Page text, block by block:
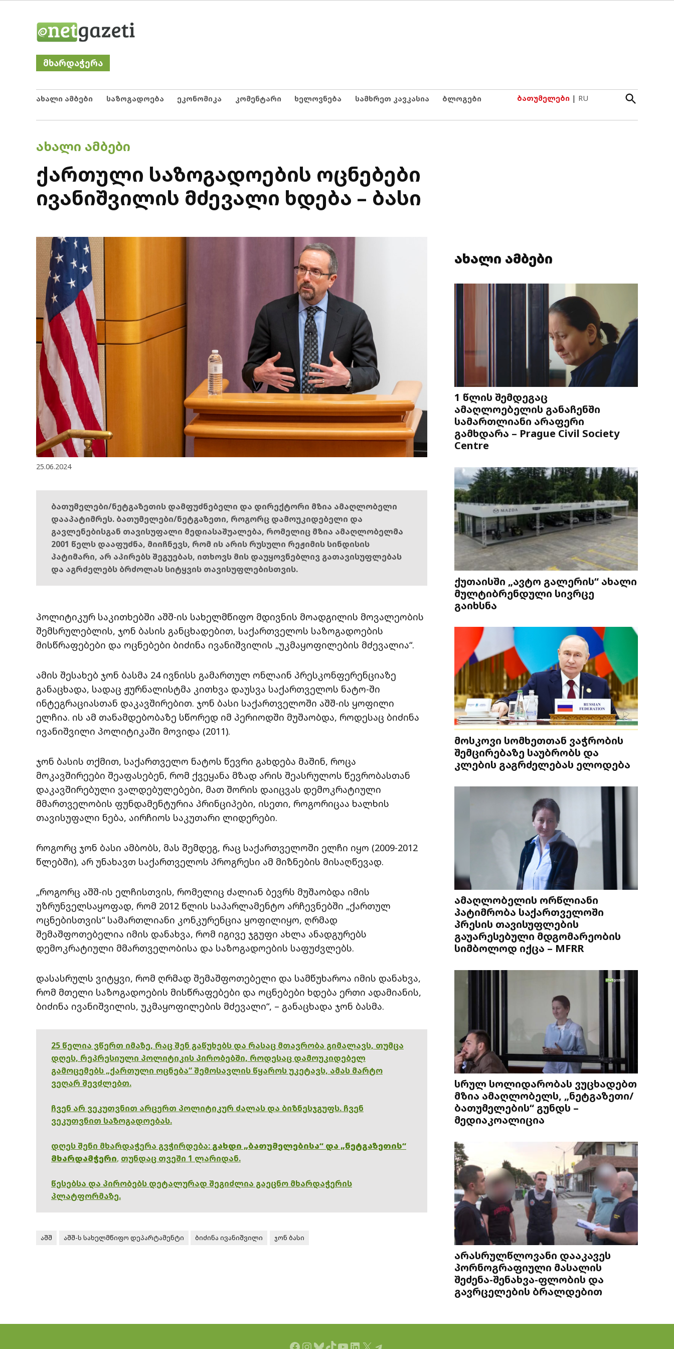
მხარდაჭერა
ახალი ამბები საზოგადოება ეკონომიკა კომენტარი ხელოვნება სამხრეთ კავკასია ბლოგები ბათუმელები | RU
Open
Search
POSTED
ᲐᲮᲐᲚᲘ ᲐᲛᲑᲔᲑᲘ
ქართული საზოგადოების ოცნებები
ივანიშვილის მძევალი ხდება – ბასი
25.06.2024
ბათუმელები/ნეტგაზეთის დამფუძნებელი და დირექტორი მზია ამაღლობელი
დააპატიმრეს. ბათუმელები/ნეტგაზეთი, როგორც დამოუკიდებელი და
გავლენებისგან თავისუფალი მედიასაშუალება, რომელიც მზია ამაღლობელმა
2001 წელს დააფუძნა, მიიჩნევს, რომ ის არის რუსული რეჟიმის სინდისის
პატიმარი, არ აპირებს შეგუებას, ითხოვს მის დაუყოვნებლივ გათავისუფლებას
და აგრძელებს ბრძოლას სიტყვის თავისუფლებისთვის.
პოლიტიკურ საკითხებში აშშ-ის სახელმწიფო მდივნის მოადგილის მოვალეობის
შემსრულებლის, ჯონ ბასის განცხადებით, საქართველოს საზოგადოების
მისწრაფებები და ოცნებები ბიძინა ივანიშვილის „უკმაყოფილების მძევალია“.
ამის შესახებ ჯონ ბასმა 24 ივნისს გამართულ ონლაინ პრესკონფერენციაზე
განაცხადა, სადაც ჟურნალისტმა კითხვა დაუსვა საქართველოს ნატო-ში
ინტეგრაციასთან დაკავშირებით. ჯონ ბასი საქართველოში აშშ-ის ყოფილი
ელჩია. ის ამ თანამდებობაზე სწორედ იმ პერიოდში მუშაობდა, როდესაც ბიძინა
ივანიშვილი პოლიტიკაში მოვიდა (2011).
ჯონ ბასის თქმით, საქართველო ნატოს წევრი გახდება მაშინ, როცა
მოკავშირეები შეაფასებენ, რომ ქვეყანა მზად არის შეასრულოს წევრობასთან
დაკავშირებული ვალდებულებები, მათ შორის დაიცვას დემოკრატიული
მმართველობის ფუნდამენტურია პრინციპები, ისეთი, როგორიცაა ხალხის
თავისუფალი ნება, აირჩიოს საკუთარი ლიდერები.
როგორც ჯონ ბასი ამბობს, მას შემდეგ, რაც საქართველოში ელჩი იყო (2009-2012
წლებში), არ უნახავთ საქართველოს პროგრესი ამ მიზნების მისაღწევად.
„როგორც აშშ-ის ელჩისთვის, რომელიც ძალიან ბევრს მუშაობდა იმის
უზრუნველსაყოფად, რომ 2012 წლის საპარლამენტო არჩევნებში „ქართულ
ოცნებისთვის“ სამართლიანი კონკურენცია ყოფილიყო, ღრმად
შემაშფოთებელია იმის დანახვა, რომ იგივე ჯგუფი ახლა ანადგურებს
დემოკრატიული მმართველობისა და საზოგადოების საფუძვლებს.
დასასრულს ვიტყვი, რომ ღრმად შემაშფოთებელი და სამწუხაროა იმის დანახვა,
რომ მთელი საზოგადოების მისწრაფებები და ოცნებები ხდება ერთი ადამიანის,
ბიძინა ივანიშვილის, უკმაყოფილების მძევალი“, – განაცხადა ჯონ ბასმა.
25 წელია ვწერთ იმაზე, რაც შენ გაწუხებს და რასაც მთავრობა გიმალავს, თუმცა
დღეს, რეპრესიული პოლიტიკის პირობებში, როდესაც დამოუკიდებელ
გამოცემებს „ქართული ოცნება“ შემოსავლის წყაროს უკეტავს, ამას მარტო
ვეღარ შევძლებთ.
ჩვენ არ ვეკუთვნით არცერთ პოლიტიკურ ძალას და ბიზნესჯგუფს. ჩვენ
ვეკუთვნით საზოგადოებას.
დღეს შენი მხარდაჭერა გვჭირდება: გახდი „ბათუმელებისა“ და „ნეტგაზეთის“
მხარდამჭერი, თუნდაც თვეში 1 ლარიდან.
წესებსა და პირობებს დეტალურად შეგიძლია გაეცნო მხარდაჭერის
პლატფორმაზე.
აშშ აშშ-ს სახელმწიფო დეპარტამენტი ბიძინა ივანიშვილი ჯონ ბასი
ახალი ამბები
1 წლის შემდეგაც
ამაღლოებელის განაჩენში
სამართლიანი არაფერი
გამხდარა – Prague Civil Society
Centre
ქუთაისში „ავტო გალერის“ ახალი
მულტიბრენდული სივრცე
გაიხსნა
მოსკოვი სომხეთთან ვაჭრობის
შემცირებაზე საუბრობს და
კლების გაგრძელებას ელოდება
ამაღლობელის ორწლიანი
პატიმრობა საქართველოში
პრესის თავისუფლების
გაუარესებული მდგომარეობის
სიმბოლოდ იქცა – MFRR
სრულ სოლიდარობას ვუცხადებთ
მზია ამაღლობელს, „ნეტგაზეთი/
ბათუმელების“ გუნდს –
მედიაკოალიცია
არასრულწლოვანი დააკავეს
პორნოგრაფიული მასალის
შეძენა-შენახვა-ფლობის და
გავრცელების ბრალდებით